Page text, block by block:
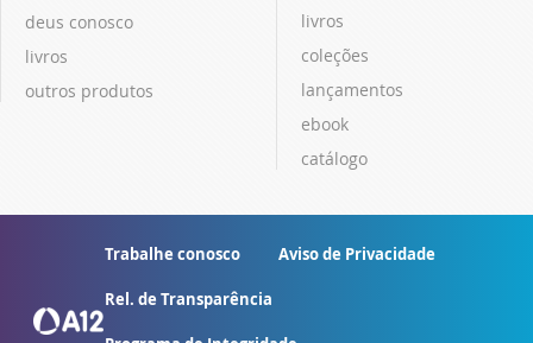
deus conosco
livros
outros produtos
livros
coleções
lançamentos
ebook
catálogo
Trabalhe conosco Aviso de Privacidade
Rel. de Transparência